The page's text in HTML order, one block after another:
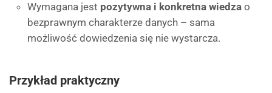
Wymagana jest pozytywna i konkretna wiedza o
bezprawnym charakterze danych – sama
możliwość dowiedzenia się nie wystarcza.
Przykład praktyczny